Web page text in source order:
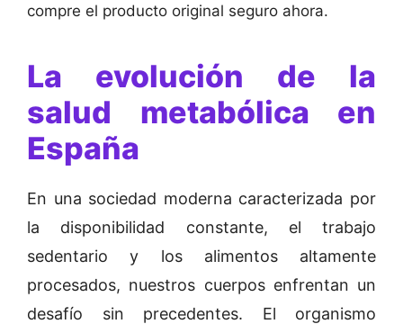
compre el producto original seguro ahora.
La evolución de la
salud metabólica en
España
En una sociedad moderna caracterizada por
la disponibilidad constante, el trabajo
sedentario y los alimentos altamente
procesados, nuestros cuerpos enfrentan un
desafío sin precedentes. El organismo